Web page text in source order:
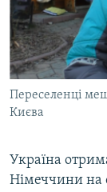
ВІДЕОУРОКИ
СВІДЧЕННЯ
УКРАЇНСЬКА
ІНФОГРАФІКА
Русский
Qırımtatar
ДОЛУЧАЙСЯ!
Усі сайти
Переселенці
Києва
Україна
Німеччини на